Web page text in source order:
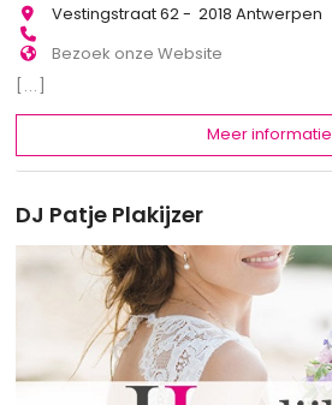
Vestingstraat 62 - 2018 Antwerpen
Bezoek onze Website
[...]
Meer informatie
DJ Patje Plakijzer